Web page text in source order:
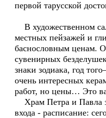
первой тарусской
В художественном
местных пейзажей и
баснословным ценам.
сувенирных
знаки зодиака, год
очень интересных
работ, но цены… Это
Храм Петра и Павла
входа - расписание: